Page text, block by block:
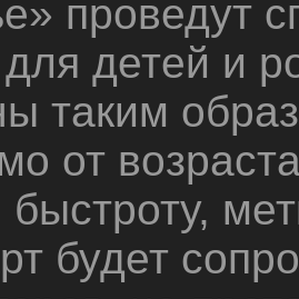
проведут
детей и
таким
от
быстроту,
будет